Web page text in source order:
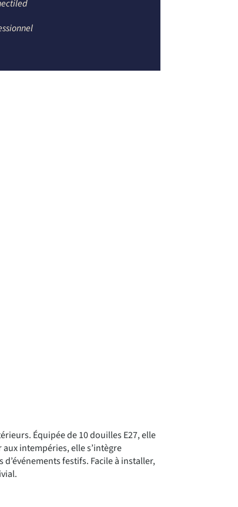
Équipée de 10 douilles E27, elle
intempéries, elle s’intègre
festifs. Facile à installer,